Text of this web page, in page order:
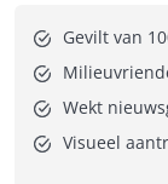
Gevilt van
Wekt
Visueel